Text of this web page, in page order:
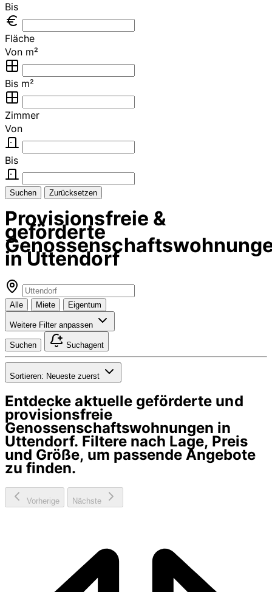
Bis
Fläche
Von m²
Bis m²
Zimmer
Von
Bis
Suchen Zurücksetzen
Provisionsfreie &
geförderte
in Uttendorf
Alle Miete Eigentum
Weitere Filter anpassen
Suchen Suchagent
Sortieren: Neueste zuerst
Entdecke aktuelle geförderte und
provisionsfreie
Genossenschaftswohnungen in
Uttendorf. Filtere nach Lage, Preis
und Größe, um passende Angebote
zu finden.
Vorherige Nächste